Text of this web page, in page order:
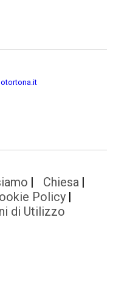
Chiesa
Policy
di Utilizzo